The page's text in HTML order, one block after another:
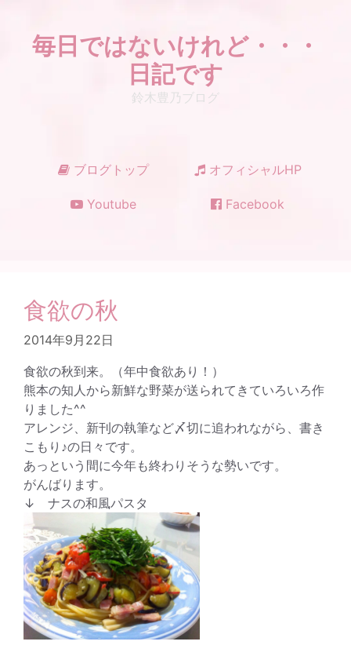
毎日ではないけれど・・・
日記です
鈴木豊乃ブログ
ブログトップ オフィシャルHP
Youtube Facebook
食欲の秋
2014年9月22日
食欲の秋到来。（年中食欲あり！）
熊本の知人から新鮮な野菜が送られてきていろいろ作
りました^^
アレンジ、新刊の執筆など〆切に追われながら、書き
こもり♪の日々です。
あっという間に今年も終わりそうな勢いです。
がんばります。
↓ ナスの和風パスタ